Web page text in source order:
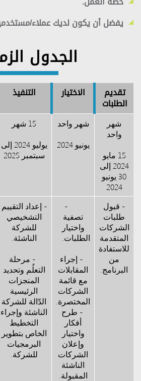
يفضل أن يكون لديك عملاء/
الجدول
تقديم
الطلبات
الاختيار التنفيذ
شهر
واحد
15 مايو
2024 إلى
30 يونيو
2024
شهر واحد
يونيو 2024
15 شهر
يوليو 2024 إلى
سبتمبر 2025
- قبول
طلبات
الشركات
المتقدمة
للاستفادة
من
البرنامج.
-
تصفية
واختيار
الطلبات.
- إجراء
المقابلات
مع قائمة
الشركات
المختصرة.
- طرح
أفكار
واختيار
وإعلان
الشركات
الناشئة
المقبولة.
- إعداد التقييم
التشخيصي
للشركة
الناشئة.
- مرحلة
التعلُم وتحديد
المنجزات
الرئيسية
الدّالة للشركة
الناشئة وإجراء
التخطيط
الخاص بتطوير
البرمجيات
للشركة.